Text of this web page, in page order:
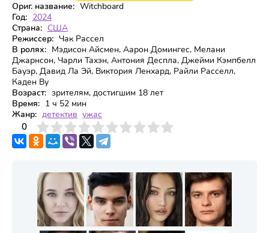
Ориг. название: Witchboard
Год: 2024
Страна: США
Режиссер: Чак Рассел
В ролях: Мэдисон Айсмен, Аарон Домингес, Мелани
Джарнсон, Чарли Тахэн, Антония Деспла, Джейми Кэмпбелл
Бауэр, Давид Ла Эй, Виктория Ленхард, Райли Расселл,
Каден Ву
Возраст: зрителям, достигшим 18 лет
Время: 1 ч 52 мин
Жанр: детектив ужас
0
4 6 7 8 9 10